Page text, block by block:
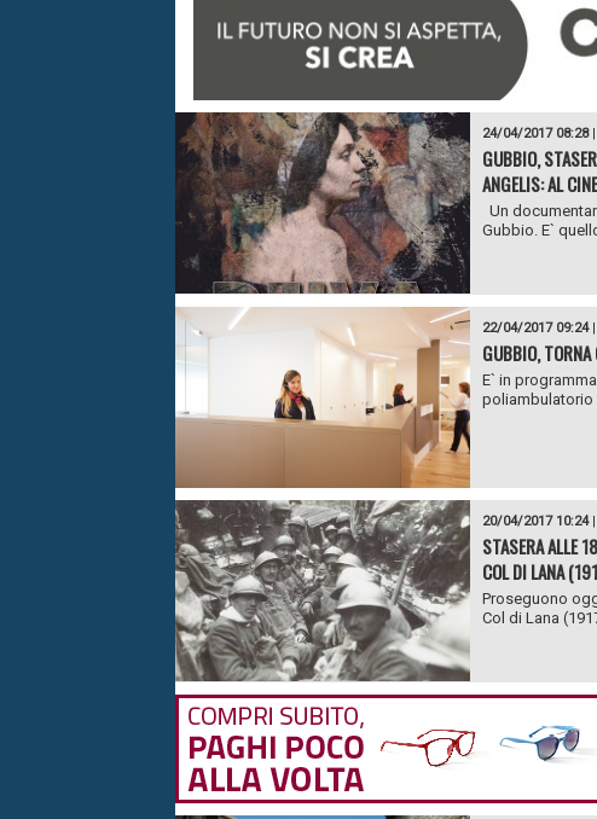
24/04/2017 08:28|
GUBBIO,
ANGELIS: AL
Un
Gubbio. E`
22/04/2017 09:24|
GUBBIO, TORNA
E` in
poliambulatorio
20/04/2017 10:24|
STASERA ALLE
COL DI LANA
Proseguono
Col di Lana